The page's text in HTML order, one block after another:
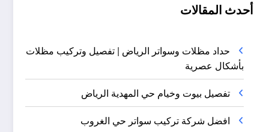
أحدث المقالات
حداد مظلات وسواتر الرياض | تفصيل وتركيب مظلات
بأشكال عصرية
تفصيل بيوت وخيام حي المهدية الرياض
افضل شركة تركيب سواتر حي الغروب